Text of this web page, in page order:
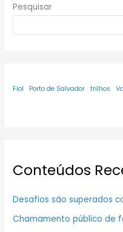
Pesquisar
Fiol Porto de Salvador trilhos
Conteúdos
Desafios são superados
Chamamento público de